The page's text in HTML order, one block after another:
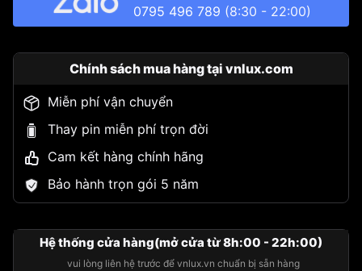
0795 496 789 (8:30 - 22:00)
Chính sách mua hàng tại vnlux.com
Miễn phí vận chuyển
Thay pin miễn phí trọn đời
Cam kết hàng chính hãng
Bảo hành trọn gói 5 năm
Hệ thống cửa hàng(mở cửa từ 8h:00 - 22h:00)
vui lòng liên hệ trước để vnlux.vn chuẩn bị sẵn hàng